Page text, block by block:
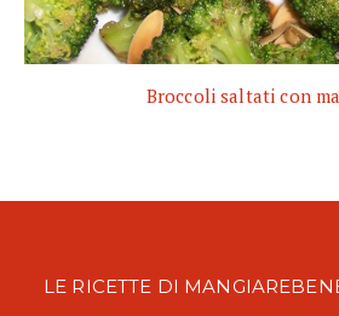
Broccoli saltati con
LE RICETTE DI